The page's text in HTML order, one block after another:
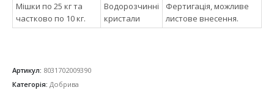
Мішки по 25 кг та
частково по 10 кг.
Водорозчинні
кристали
Фертигація, можливе
листове внесення.
Артикул: 8031702009390
Категорія: Добрива